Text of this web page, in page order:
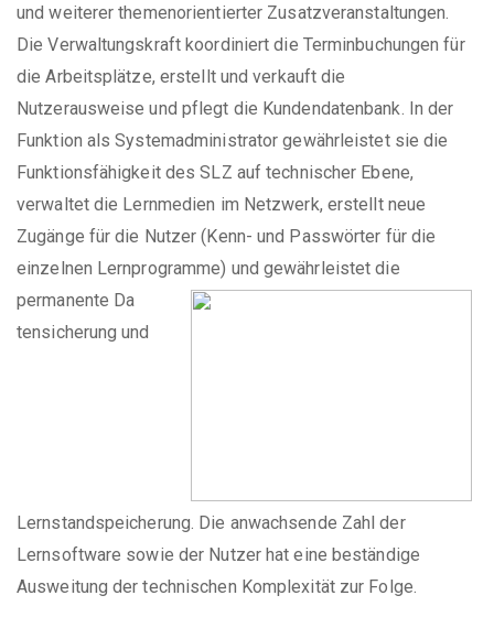
und weiterer themenorientierter Zusatzveranstaltungen.
Die Verwaltungskraft koordiniert die Terminbuchungen für
die Arbeitsplätze, erstellt und verkauft die
Nutzerausweise und pflegt die Kundendatenbank. In der
Funktion als Systemadministrator gewährleistet sie die
Funktionsfähigkeit des SLZ auf technischer Ebene,
verwaltet die Lernmedien im Netzwerk, erstellt neue
Zugänge für die Nutzer (Kenn- und Passwörter für die
einzelnen Lernprogramme) und gewährleistet die
permanente Da
tensicherung und
Lernstandspeicherung. Die anwachsende Zahl der
Lernsoftware sowie der Nutzer hat eine beständige
Ausweitung der technischen Komplexität zur Folge.